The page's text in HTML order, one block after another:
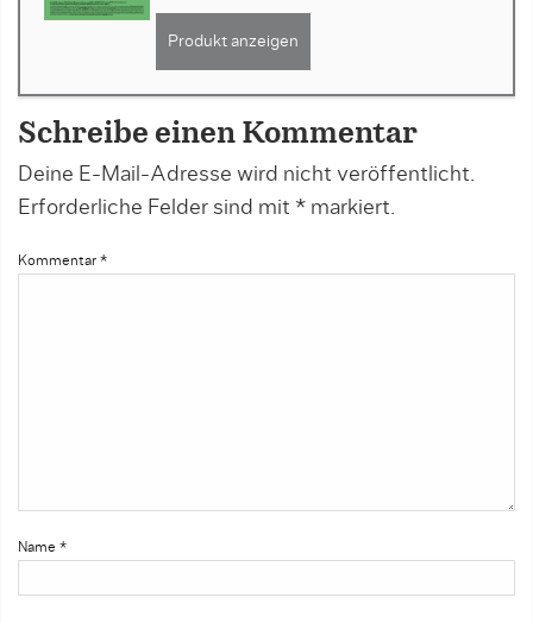
Produkt anzeigen
Schreibe einen Kommentar
Deine E-Mail-Adresse wird nicht veröffentlicht.
Erforderliche Felder sind mit * markiert.
Kommentar *
Name *